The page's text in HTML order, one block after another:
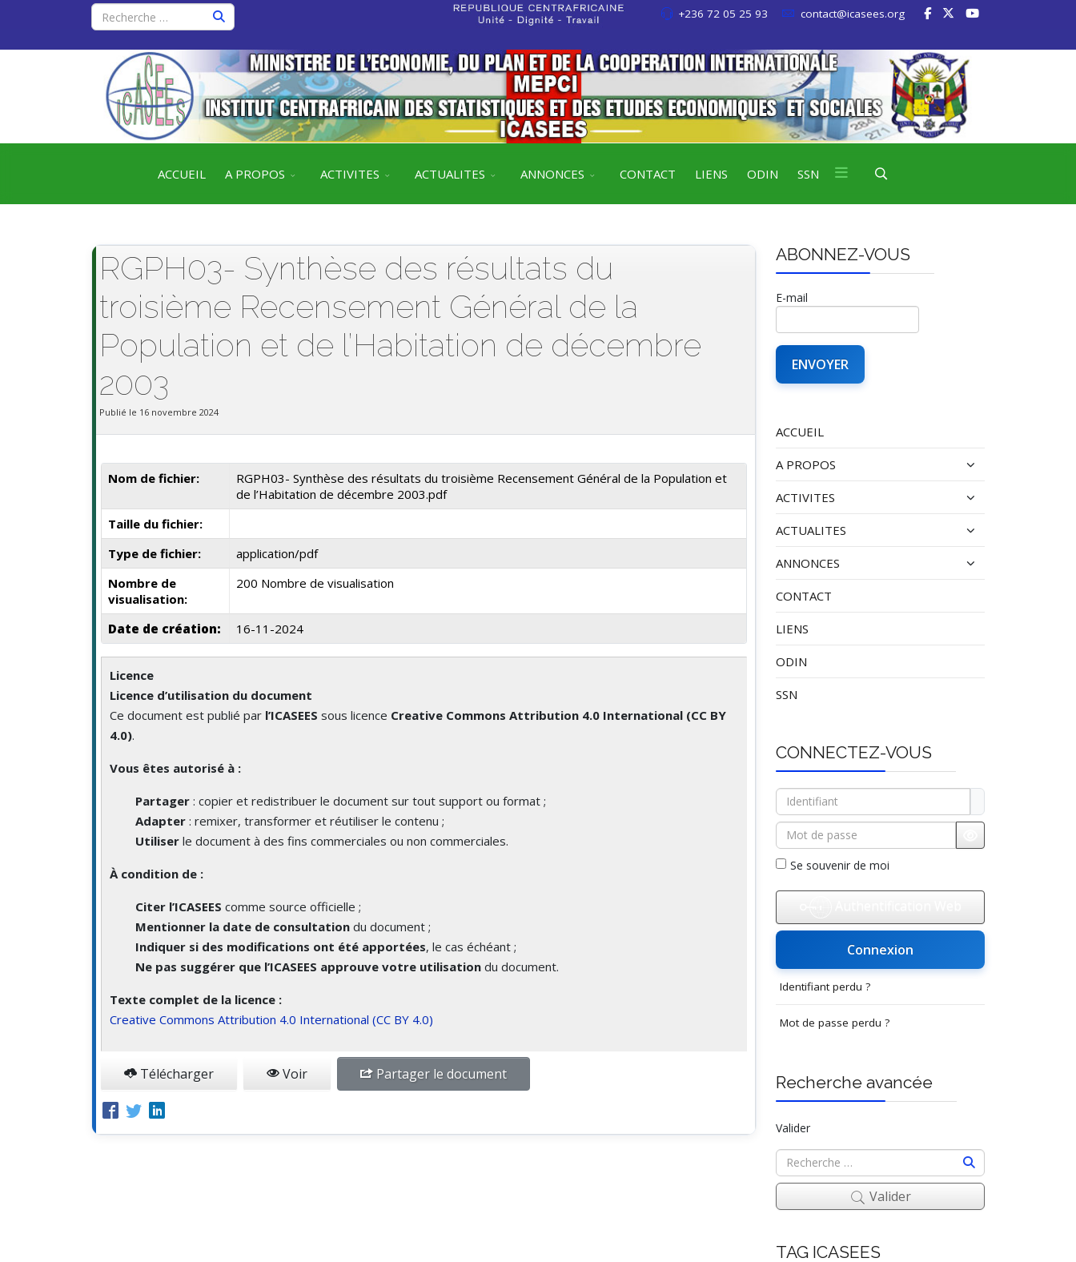
+236 72 05 25 93 contact@icasees.org
ACCUEIL A PROPOS ACTIVITES ACTUALITES ANNONCES CONTACT LIENS ODIN SSN
RGPH03- Synthèse des résultats du
troisième Recensement Général de la
Population et de l’Habitation de décembre
2003
Publié le 16 novembre 2024
Nom de fichier:
RGPH03- Synthèse des résultats du troisième Recensement Général de la Population et
de l’Habitation de décembre 2003.pdf
Taille du fichier:
Type de fichier:
application/pdf
Nombre de
visualisation:
200 Nombre de visualisation
Date de création: 16-11-2024
Licence
Licence d’utilisation du document
Ce document est publié par l’ICASEES sous licence Creative Commons Attribution 4.0 International (CC BY
4.0).
Vous êtes autorisé à :
Partager : copier et redistribuer le document sur tout support ou format ;
Adapter : remixer, transformer et réutiliser le contenu ;
Utiliser le document à des fins commerciales ou non commerciales.
À condition de :
Citer l’ICASEES comme source officielle ;
Mentionner la date de consultation du document ;
Indiquer si des modifications ont été apportées, le cas échéant ;
Ne pas suggérer que l’ICASEES approuve votre utilisation du document.
Texte complet de la licence :
Creative Commons Attribution 4.0 International (CC BY 4.0)
Télécharger Voir Partager le document
ABONNEZ-VOUS
E-mail
ACCUEIL
A PROPOS
ACTIVITES
ACTUALITES
ANNONCES
CONTACT
LIENS
ODIN
SSN
CONNECTEZ-VOUS
Identifiant
Mot de passe
Afficher le mot
Se souvenir de moi
Connexion
Identifiant perdu ?
Mot de passe perdu ?
Recherche avancée
Valider
Valider
TAG ICASEES